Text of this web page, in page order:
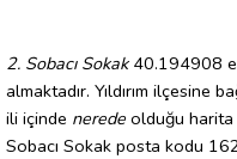
2. Sobacı Sokak40.194908
almaktadır. Yıldırım ilçesine
ili içinde nerede olduğu
Sobacı Sokak posta kodu